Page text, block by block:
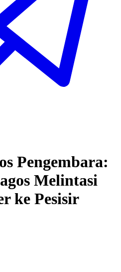
Pengembara:
Melintasi
ke Pesisir